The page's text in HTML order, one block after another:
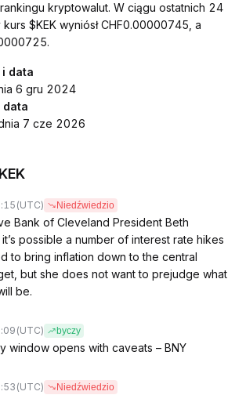
kryptowalut. W ciągu ostatnich 24
$KEK wyniósł CHF0.00000745, a
data
6 gru 2024
data
7 cze 2026
(UTC) Niedźwiedzio
Bank of Cleveland President Beth
possible a number of interest rate hikes
to bring inflation down to the central
but she does not want to prejudge what
be.
(UTC) byczy
window opens with caveats – BNY
(UTC) Niedźwiedzio